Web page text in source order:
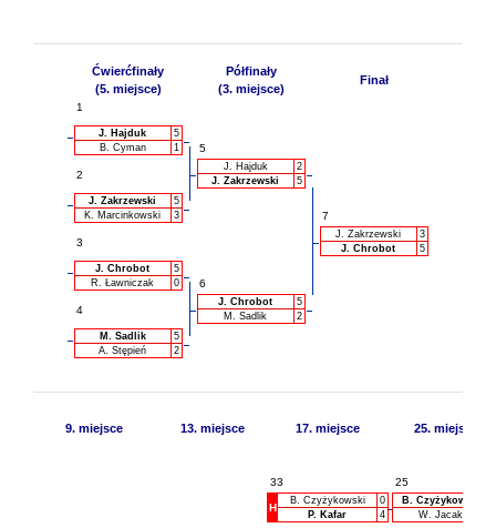
Ćwierćfinały
(5. miejsce)
Półfinały
(3. miejsce)
Finał
1
J. Hajduk
5
B. Cyman
1 5
J. Hajduk
2
J. Zakrzewski
5
7
2
J. Zakrzewski
5
K. Marcinkowski
3
J. Zakrzewski
3
J. Chrobot
5
3
J. Chrobot
5
R. Ławniczak
0 6
J. Chrobot
5
M. Sadlik
2
4
M. Sadlik
5
A. Stępień
2
9. miejsce 13. miejsce 17. miejsce 25. miejsce
33 25
H
B. Czyżykowski
0
P. Kafar
4
B. Czyżykowski
W. Jacak